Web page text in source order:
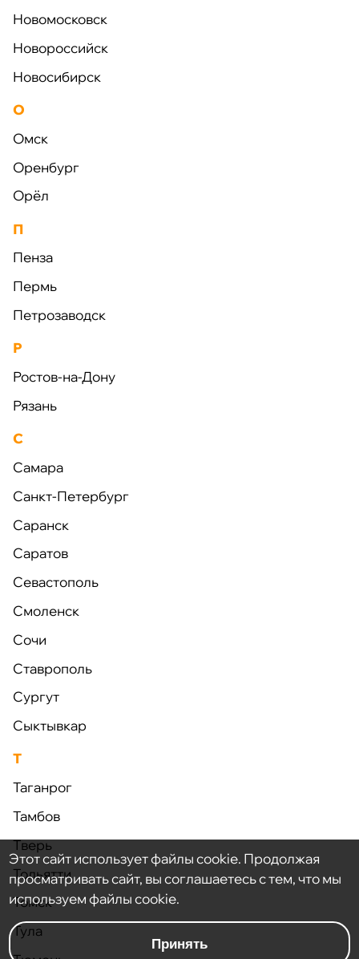
Доставка
Мы свяжемся с вами в ближайшее время и ответим
на все интересующие вопросы
ПОЛУЧИТЬ КОНСУЛЬТАЦИЮ
Главная
Продукция
Услуги
О компании
Контакты
+7 (495) 663-38-89
© 2023 Все права защищены.
Политика конфиденциальности
Сделано в КОСМОДЕВ
Новомосковск
Новороссийск
Новосибирск
О
Омск
Оренбург
Орёл
П
Пенза
Пермь
Петрозаводск
Р
Ростов-на-Дону
Рязань
С
Самара
Санкт-Петербург
Саранск
Саратов
Севастополь
Смоленск
Сочи
Ставрополь
Сургут
Сыктывкар
Т
Таганрог
Тамбов
Тверь
Тольятти
Томск
Тула
Этот сайт использует файлы cookie. Продолжая
просматривать сайт, вы соглашаетесь с тем, что мы
используем файлы cookie.
Принять